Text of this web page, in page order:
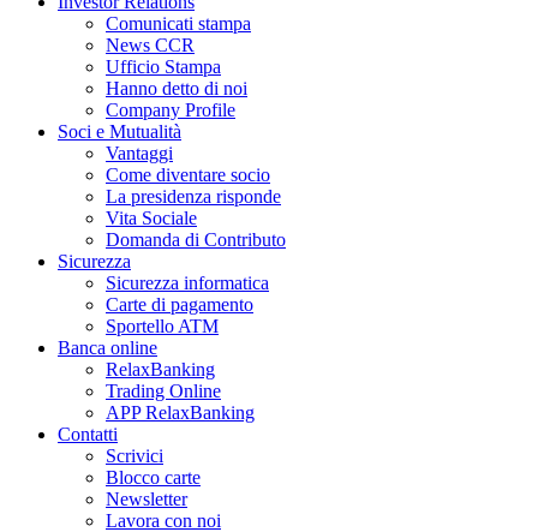
Comunicati stampa
News CCR
Ufficio Stampa
Hanno detto di noi
Company Profile
Soci e Mutualità
Vantaggi
Come diventare socio
La presidenza risponde
Vita Sociale
Domanda di Contributo
Sicurezza
Sicurezza informatica
Carte di pagamento
Sportello ATM
Banca online
RelaxBanking
Trading Online
APP RelaxBanking
Contatti
Scrivici
Blocco carte
Newsletter
Lavora con noi